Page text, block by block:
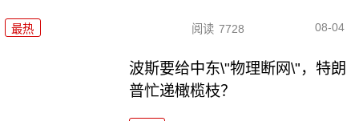
最热 阅读 7728 08-04
波斯要给中东\"物理断网\"，特朗
普忙递橄榄枝？